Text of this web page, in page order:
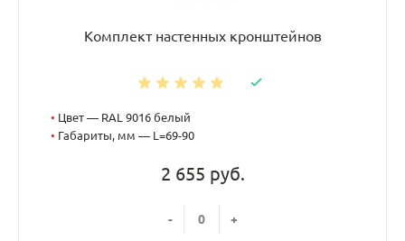
Комплект настенных кронштейнов
• Цвет — RAL 9016 белый
• Габариты, мм — L=69-90
2 655 руб.
- +